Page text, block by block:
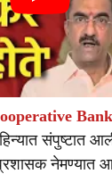
संपुष्टात
नेमण्यात